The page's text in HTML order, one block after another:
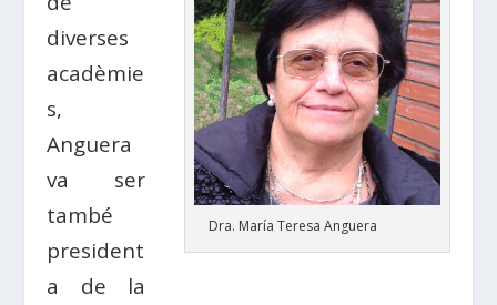
Dra. María Teresa Anguera
diverses
acadèmie
s,
Anguera
va ser
també
president
a de la